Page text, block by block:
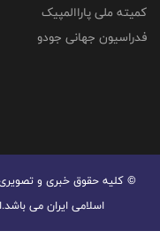
کمیته ملی پاراالمپیک
فدراسیون جهانی جودو
© کليه حقوق خبری و
اسلامی ایران می